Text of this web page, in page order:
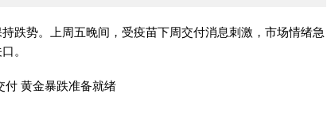
势。上周五晚间，受疫苗下周交付消息刺激，市场情绪急
。